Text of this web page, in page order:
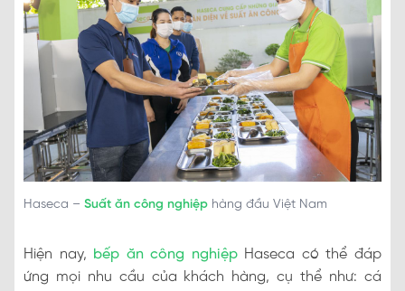
Haseca – Suất ăn công nghiệp hàng đầu Việt Nam
Hiện nay, bếp ăn công nghiệp Haseca có thể đáp
ứng mọi nhu cầu của khách hàng, cụ thể như: cá